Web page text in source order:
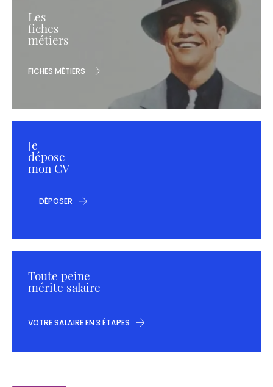
Les
fiches
métiers
FICHES MÉTIERS
Je
dépose
mon CV
DÉPOSER
Toute peine
mérite salaire
VOTRE SALAIRE EN 3 ÉTAPES